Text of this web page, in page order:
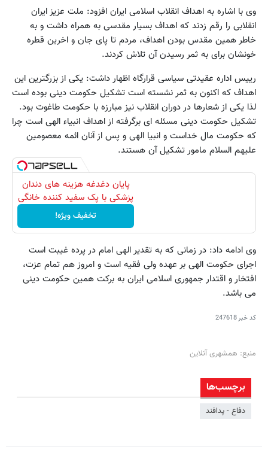
وی با اشاره به اهداف انقلاب اسلامی ایران افزود: ملت عزیز ایران
انقلابی را رقم زدند که اهداف بسیار مقدسی به همراه داشت و به
خاطر همین مقدس بودن اهداف، مردم تا پای جان و اخرین قطره
خونشان برای به ثمر رسیدن آن تلاش کردند.
رییس اداره عقیدتی سیاسی قرارگاه اظهار داشت: یکی از بزرگترین این
اهداف که اکنون به ثمر نشسته است تشکیل حکومت دینی بوده است
لذا یکی از شعارها در دوران انقلاب نیز مبارزه با حکومت طاغوت بود.
تشکیل حکومت دینی مسئله ای برگرفته از اهداف انبیاء الهی است چرا
که حکومت مال خداست و انبیا الهی و پس از آنان ائمه معصومین
علیهم السلام مامور تشکیل آن هستند.
پایان دغدغه هزینه های دندان
پزشکی با پک سفید کننده خانگی
تخفیف ویژه!
وی ادامه داد: در زمانی که به تقدیر الهی امام در پرده غیبت است
اجرای حکومت الهی بر عهده ولی فقیه است و امروز هم تمام عزت،
افتخار و اقتدار جمهوری اسلامی ایران به برکت همین حکومت دینی
می باشد.
کد خبر247618
منبع: همشهری آنلاین
برچسب‌ها
دفاع - پدافند